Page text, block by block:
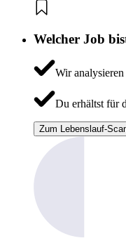
Welcher Job
Wir
Du erhältst für
Zum Lebenslauf-